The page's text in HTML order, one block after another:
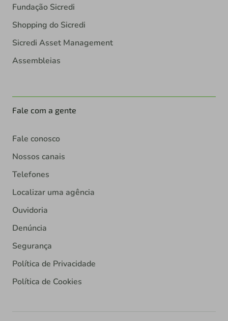
Fundação Sicredi
Shopping do Sicredi
Sicredi Asset Management
Assembleias
Fale com a gente
Fale conosco
Nossos canais
Telefones
Localizar uma agência
Ouvidoria
Denúncia
Segurança
Política de Privacidade
Política de Cookies